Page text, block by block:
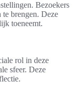
Bezoekers
brengen. Deze
toeneemt.
rol in deze
sfeer. Deze